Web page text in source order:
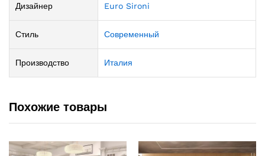
Дизайнер Euro Sironi
Стиль Современный
Производство Италия
Похожие товары